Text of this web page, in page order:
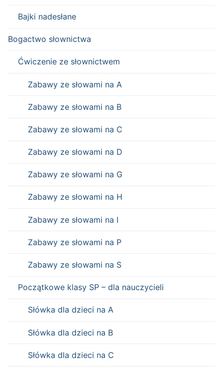
Bajki nadesłane
Bogactwo słownictwa
Ćwiczenie ze słownictwem
Zabawy ze słowami na A
Zabawy ze słowami na B
Zabawy ze słowami na C
Zabawy ze słowami na D
Zabawy ze słowami na G
Zabawy ze słowami na H
Zabawy ze słowami na I
Zabawy ze słowami na P
Zabawy ze słowami na S
Początkowe klasy SP – dla nauczycieli
Słówka dla dzieci na A
Słówka dla dzieci na B
Słówka dla dzieci na C